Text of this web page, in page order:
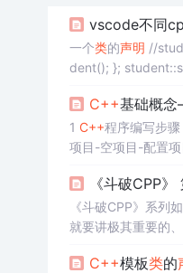
vscode不同
一个类的声明 //student.cpp
C++基础概
1 C++程序编写步骤
项目-空项目-配置
码。 注释的两种格
《斗破CPP
《斗破CPP》系列
就要讲极其重要的
C++模板类的